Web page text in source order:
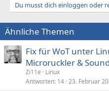
Du musst dich einloggen oder
Ähnliche Themen
Fix für WoT unter
Microruckler &
Zi11e
Linux
Antworten 14 23. Februar